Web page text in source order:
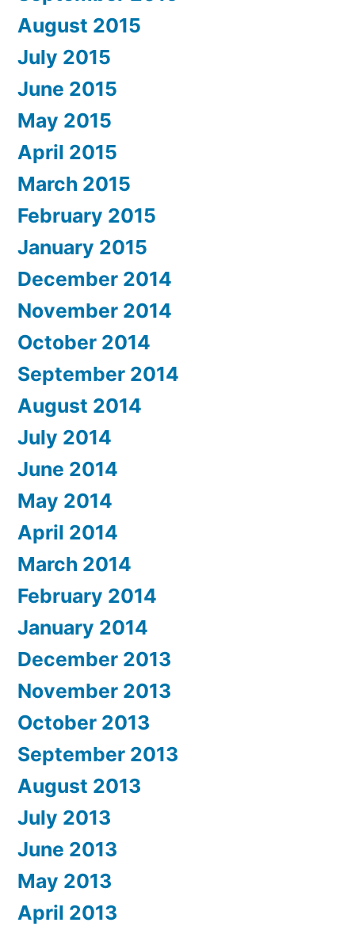
August 2015
July 2015
June 2015
May 2015
April 2015
March 2015
February 2015
January 2015
December 2014
November 2014
October 2014
September 2014
August 2014
July 2014
June 2014
May 2014
April 2014
March 2014
February 2014
January 2014
December 2013
November 2013
October 2013
September 2013
August 2013
July 2013
June 2013
May 2013
April 2013